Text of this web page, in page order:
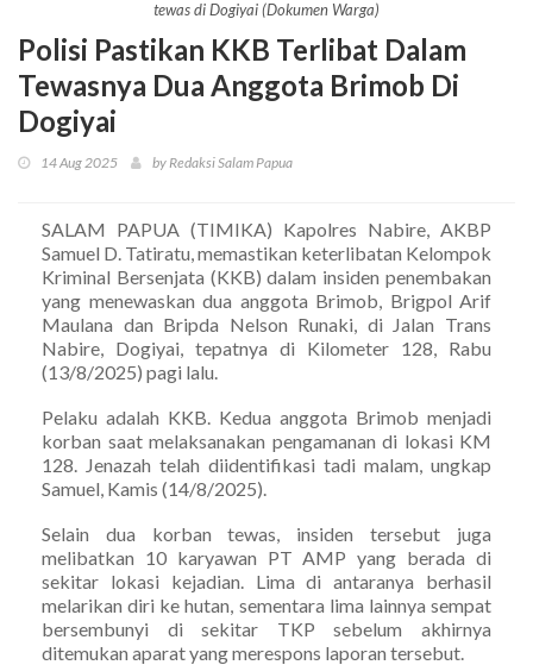
tewas di Dogiyai (Dokumen Warga)
Polisi Pastikan KKB Terlibat Dalam
Tewasnya Dua Anggota Brimob Di
Dogiyai
14 Aug 2025 by Redaksi Salam Papua
SALAM PAPUA (TIMIKA) Kapolres Nabire, AKBP
Samuel D. Tatiratu, memastikan keterlibatan Kelompok
Kriminal Bersenjata (KKB) dalam insiden penembakan
yang menewaskan dua anggota Brimob, Brigpol Arif
Maulana dan Bripda Nelson Runaki, di Jalan Trans
Nabire, Dogiyai, tepatnya di Kilometer 128, Rabu
(13/8/2025) pagi lalu.
Pelaku adalah KKB. Kedua anggota Brimob menjadi
korban saat melaksanakan pengamanan di lokasi KM
128. Jenazah telah diidentifikasi tadi malam, ungkap
Samuel, Kamis (14/8/2025).
Selain dua korban tewas, insiden tersebut juga
melibatkan 10 karyawan PT AMP yang berada di
sekitar lokasi kejadian. Lima di antaranya berhasil
melarikan diri ke hutan, sementara lima lainnya sempat
bersembunyi di sekitar TKP sebelum akhirnya
ditemukan aparat yang merespons laporan tersebut.